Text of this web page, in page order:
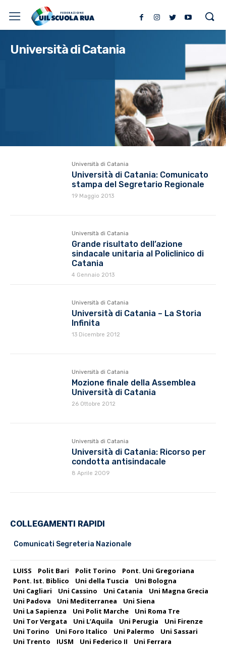
Università di Catania
Università di Catania
Università di Catania: Comunicato
stampa del Segretario Regionale
19 Maggio 2013
Università di Catania
Grande risultato dell’azione
sindacale unitaria al Policlinico di
Catania
4 Gennaio 2013
Università di Catania
Università di Catania – La Storia
Infinita
13 Dicembre 2012
Università di Catania
Mozione finale della Assemblea
Università di Catania
26 Ottobre 2012
Università di Catania
Università di Catania: Ricorso per
condotta antisindacale
8 Aprile 2009
COLLEGAMENTI RAPIDI
Comunicati Segreteria Nazionale
LUISS Polit Bari Polit Torino
Pont. Uni Gregoriana
Pont. Ist. Biblico
Uni della Tuscia
Uni Bologna
Uni Cagliari
Uni Cassino Uni Catania
Uni Magna Grecia
Uni Padova
Uni Mediterranea
Uni Siena
Uni La Sapienza
Uni Polit Marche
Uni Roma Tre
Uni Tor Vergata
Uni L’Aquila Uni Perugia
Uni Firenze
Uni Torino
Uni Foro Italico Uni Palermo
Uni Sassari
Uni Trento
IUSM Uni Federico II Uni Ferrara